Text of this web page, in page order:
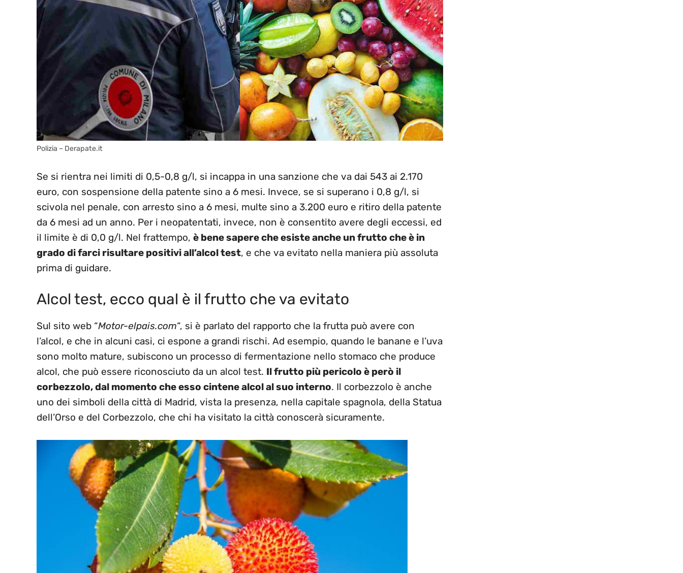
Polizia – Derapate.it
Se si rientra nei limiti di 0,5-0,8 g/l, si incappa in una sanzione che va dai 543 ai 2.170
euro, con sospensione della patente sino a 6 mesi. Invece, se si superano i 0,8 g/l, si
scivola nel penale, con arresto sino a 6 mesi, multe sino a 3.200 euro e ritiro della patente
da 6 mesi ad un anno. Per i neopatentati, invece, non è consentito avere degli eccessi, ed
il limite è di 0,0 g/l. Nel frattempo, è bene sapere che esiste anche un frutto che è in
grado di farci risultare positivi all’alcol test, e che va evitato nella maniera più assoluta
prima di guidare.
Alcol test, ecco qual è il frutto che va evitato
Sul sito web “Motor-elpais.com“, si è parlato del rapporto che la frutta può avere con
l’alcol, e che in alcuni casi, ci espone a grandi rischi. Ad esempio, quando le banane e l’uva
sono molto mature, subiscono un processo di fermentazione nello stomaco che produce
alcol, che può essere riconosciuto da un alcol test. Il frutto più pericolo è però il
corbezzolo, dal momento che esso cintene alcol al suo interno. Il corbezzolo è anche
uno dei simboli della città di Madrid, vista la presenza, nella capitale spagnola, della Statua
dell’Orso e del Corbezzolo, che chi ha visitato la città conoscerà sicuramente.